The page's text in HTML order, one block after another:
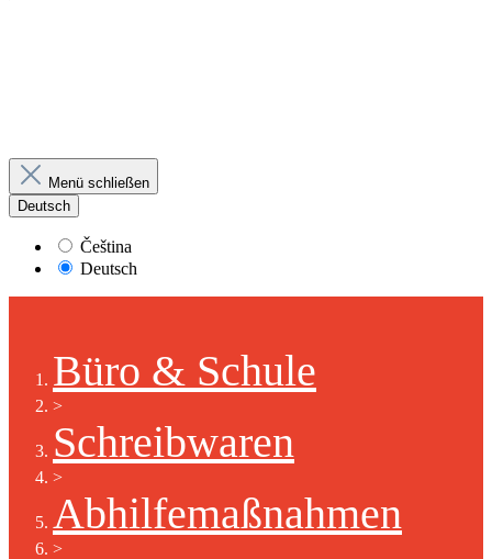
Menü schließen
Deutsch
Čeština
Deutsch
Büro & Schule
>
Schreibwaren
>
Abhilfemaßnahmen
>